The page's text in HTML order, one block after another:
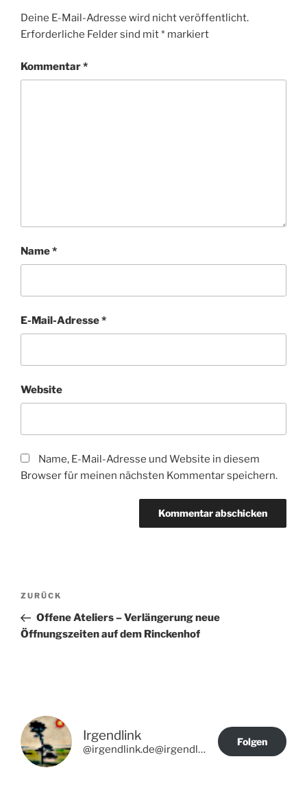
Deine E-Mail-Adresse wird nicht veröffentlicht.
Erforderliche Felder sind mit* markiert
Kommentar*
Name*
E-Mail-Adresse*
Website
Name, E-Mail-Adresse und Website in diesem
Browser für meinen nächsten Kommentar speichern.
Beitragsnavigation
Vorheriger
Beitrag
ZURÜCK
Offene Ateliers – Verlängerung neue
Öffnungszeiten auf dem Rinckenhof
Irgendlink
@irgendlink.de@irgendlink.de
Folgen